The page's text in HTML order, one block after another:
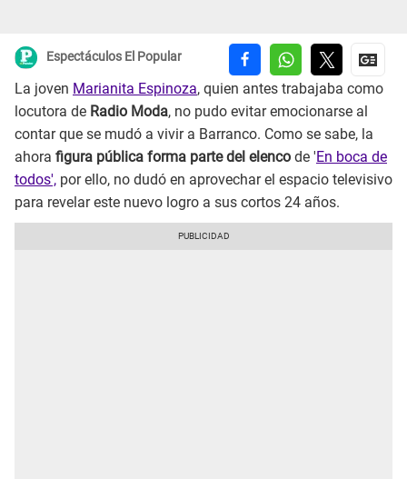
Espectáculos El Popular
La joven Marianita Espinoza, quien antes trabajaba como
locutora de Radio Moda, no pudo evitar emocionarse al
contar que se mudó a vivir a Barranco. Como se sabe, la
ahora figura pública forma parte del elenco de 'En boca de
todos', por ello, no dudó en aprovechar el espacio televisivo
para revelar este nuevo logro a sus cortos 24 años.